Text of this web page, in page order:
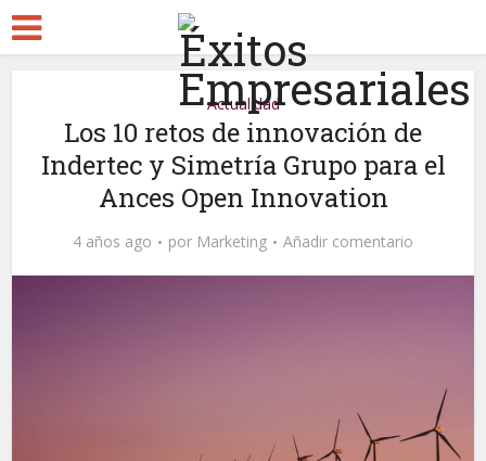
Actualidad
Los 10 retos de innovación de
Indertec y Simetría Grupo para el
Ances Open Innovation
4 años ago por Marketing Añadir comentario